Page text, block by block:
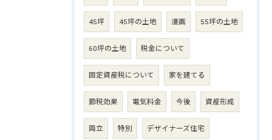
45坪 45坪の土地 漫画 55坪の土地
60坪の土地 税金について
固定資産税について 家を建てる
節税効果 電気料金 今後 資産形成
両立 特別 デザイナーズ住宅